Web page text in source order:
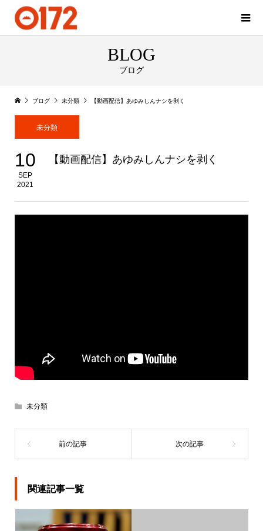
BLOG
ブログ
ブログ 未分類 【動画配信】あゆみしんナシを剥く
未分類
10
SEP
2021
【動画配信】あゆみしんナシを剥く
未分類
関連記事一覧